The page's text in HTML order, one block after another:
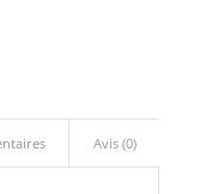
Avis (0)